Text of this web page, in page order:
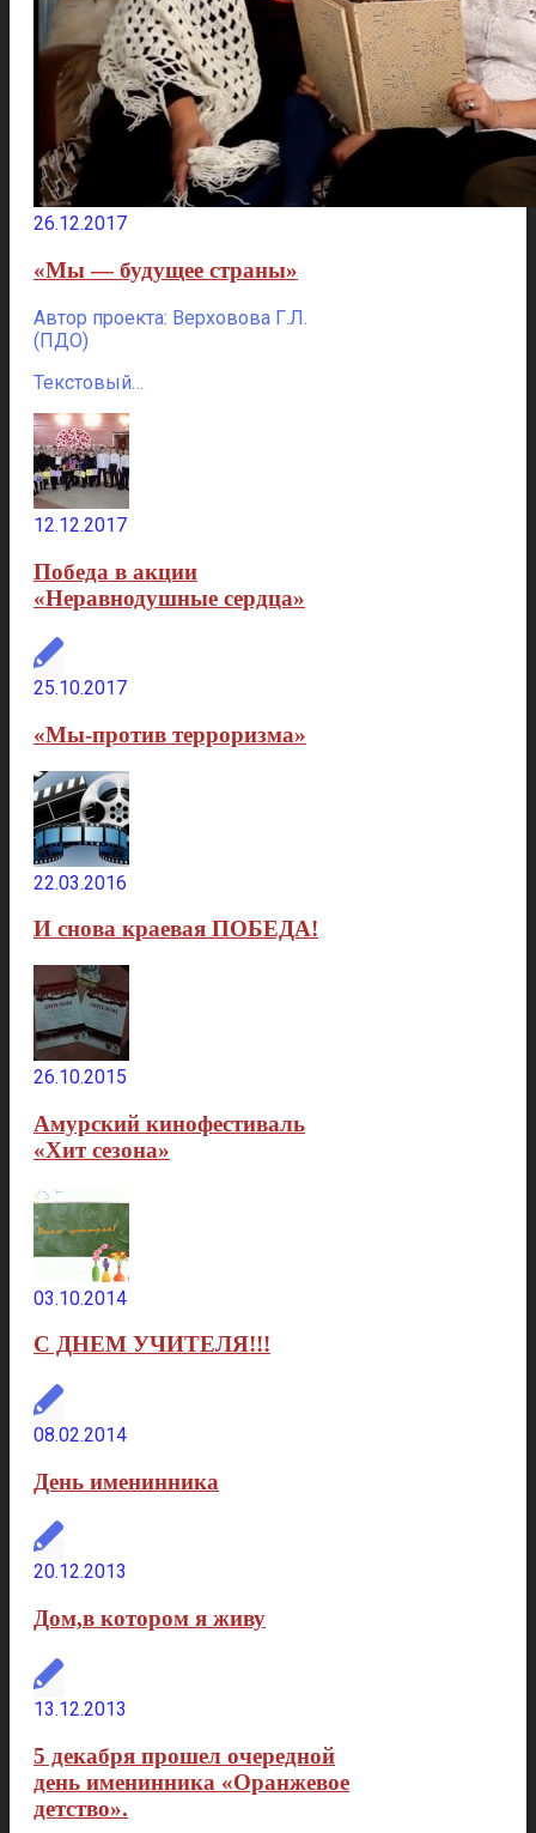
26.12.2017
«Мы — будущее страны»
Автор проекта: Верховова Г.Л.
(ПДО)
Текстовый…
12.12.2017
Победа в акции
«Неравнодушные сердца»
25.10.2017
«Мы-против терроризма»
22.03.2016
И снова краевая ПОБЕДА!
26.10.2015
Амурский кинофестиваль
«Хит сезона»
03.10.2014
С ДНЕМ УЧИТЕЛЯ!!!
08.02.2014
День именинника
20.12.2013
Дом,в котором я живу
13.12.2013
5 декабря прошел очередной
день именинника «Оранжевое
детство».